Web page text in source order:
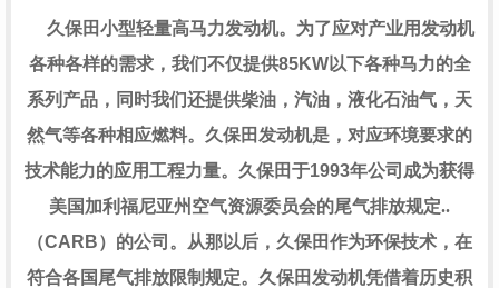
久保田小型轻量高马力发动机。为了应对产业用发动机
各种各样的需求，我们不仅提供85KW以下各种马力的全
系列产品，同时我们还提供柴油，汽油，液化石油气，天
然气等各种相应燃料。久保田发动机是，对应环境要求的
技术能力的应用工程力量。久保田于1993年公司成为获得
美国加利福尼亚州空气资源委员会的尾气排放规定..
（CARB）的公司。从那以后，久保田作为环保技术，在
符合各国尾气排放限制规定。久保田发动机凭借着历史积